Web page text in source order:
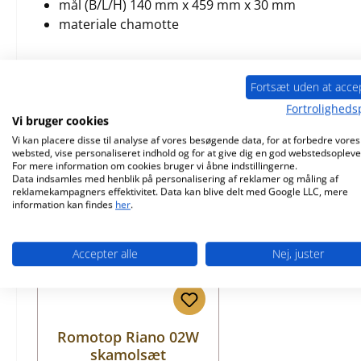
mål (B/L/H) 140 mm x 459 mm x 30 mm
materiale chamotte
Lignende produkter
Spring produktgalleriet over
Romotop Riano 02W
skamolsæt
Fortsæt uden at
Vi bruger cookies
Vi kan placere disse til analyse af vores besøgende data, for at forbedre vores
websted, vise personaliseret indhold og for at give dig en god
For mere information om cookies bruger vi åbne indstillingerne.
Data indsamles med henblik på personalisering af reklamer og måling af
reklamekampagners effektivitet. Data kan blive delt med Google LLC, mere
information kan findes her.
Accepter alle Nej, juster